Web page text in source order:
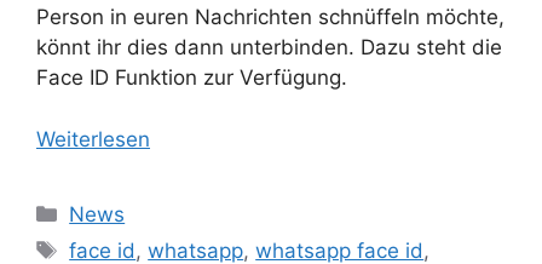
Person in euren Nachrichten schnüffeln möchte,
könnt ihr dies dann unterbinden. Dazu steht die
Face ID Funktion zur Verfügung.
Weiterlesen
Kategorien
News
Schlagwörter
face id ,whatsapp,whatsapp face id ,